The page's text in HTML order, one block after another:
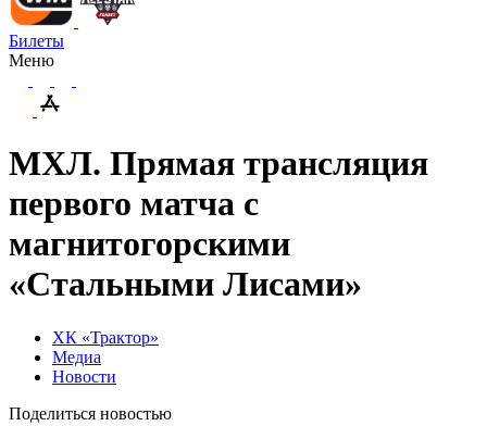
Билеты
Меню
МХЛ. Прямая трансляция
первого матча с
магнитогорскими
«Стальными Лисами»
ХК «Трактор»
Медиа
Новости
Поделиться новостью